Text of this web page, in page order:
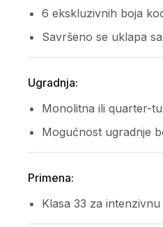
6 ekskluzivnih boja
Savršeno se uklapa
Ugradnja:
Monolitna ili quarter-
Mogućnost ugradnje
Primena:
Klasa 33 za